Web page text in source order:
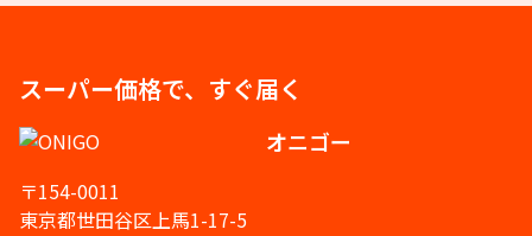
スーパー価格で、すぐ届く
オニゴー
〒154-0011
東京都世田谷区上馬1-17-5